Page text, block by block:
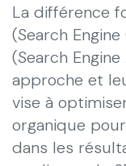
La différence
(Search
(Search
approche et
vise à
organique
dans les